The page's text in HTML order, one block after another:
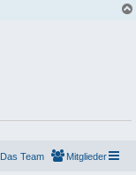
Mitglieder
Das Team